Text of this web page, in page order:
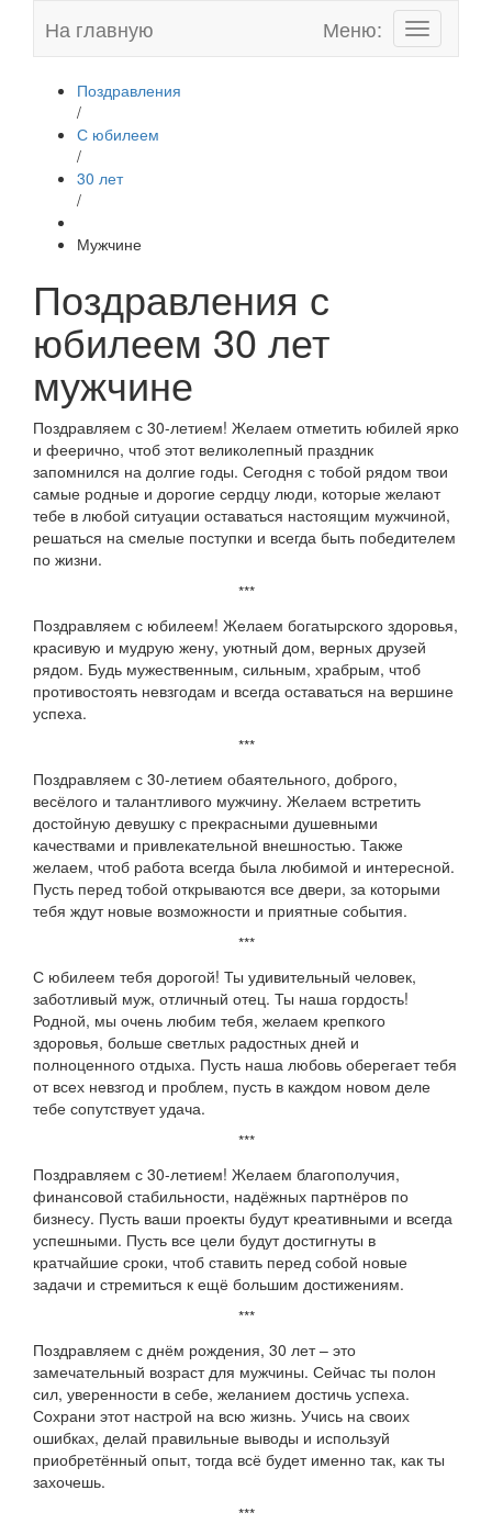
Toggle
navigation
На главную Меню:
Поздравления
/
С юбилеем
/
30 лет
/
Мужчине
Поздравления с
юбилеем 30 лет
мужчине
Поздравляем с 30-летием! Желаем отметить юбилей ярко
и феерично, чтоб этот великолепный праздник
запомнился на долгие годы. Сегодня с тобой рядом твои
самые родные и дорогие сердцу люди, которые желают
тебе в любой ситуации оставаться настоящим мужчиной,
решаться на смелые поступки и всегда быть победителем
по жизни.
***
Поздравляем с юбилеем! Желаем богатырского здоровья,
красивую и мудрую жену, уютный дом, верных друзей
рядом. Будь мужественным, сильным, храбрым, чтоб
противостоять невзгодам и всегда оставаться на вершине
успеха.
***
Поздравляем с 30-летием обаятельного, доброго,
весёлого и талантливого мужчину. Желаем встретить
достойную девушку с прекрасными душевными
качествами и привлекательной внешностью. Также
желаем, чтоб работа всегда была любимой и интересной.
Пусть перед тобой открываются все двери, за которыми
тебя ждут новые возможности и приятные события.
***
С юбилеем тебя дорогой! Ты удивительный человек,
заботливый муж, отличный отец. Ты наша гордость!
Родной, мы очень любим тебя, желаем крепкого
здоровья, больше светлых радостных дней и
полноценного отдыха. Пусть наша любовь оберегает тебя
от всех невзгод и проблем, пусть в каждом новом деле
тебе сопутствует удача.
***
Поздравляем с 30-летием! Желаем благополучия,
финансовой стабильности, надёжных партнёров по
бизнесу. Пусть ваши проекты будут креативными и всегда
успешными. Пусть все цели будут достигнуты в
кратчайшие сроки, чтоб ставить перед собой новые
задачи и стремиться к ещё большим достижениям.
***
Поздравляем с днём рождения, 30 лет – это
замечательный возраст для мужчины. Сейчас ты полон
сил, уверенности в себе, желанием достичь успеха.
Сохрани этот настрой на всю жизнь. Учись на своих
ошибках, делай правильные выводы и используй
приобретённый опыт, тогда всё будет именно так, как ты
захочешь.
***